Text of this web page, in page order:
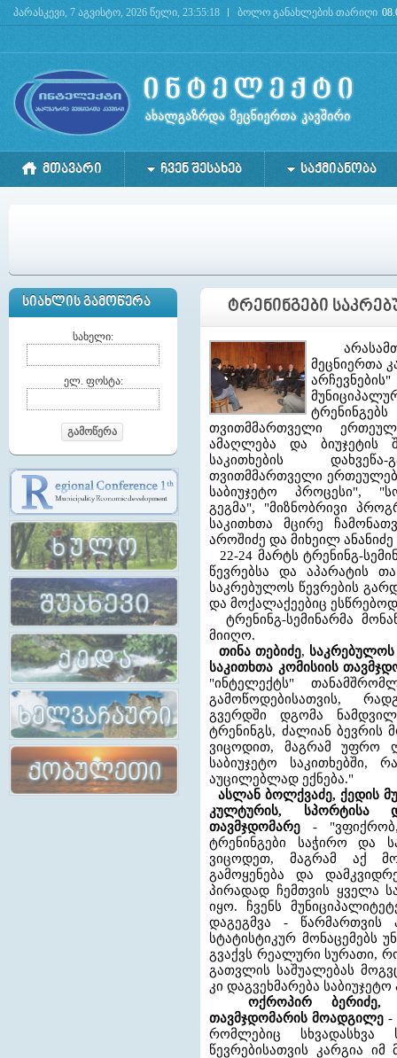
Deprecated: mysql_connect(): The mysql extension is deprecated and will be removed in
პარასკევი, 7 აგვისტო, 2026 წელი, 23:55:18 ბოლო განახლების თარიღი
ᲛᲗᲐᲕᲐᲠᲘ ᲩᲕᲔᲜ ᲨᲔᲡᲐᲮᲔᲑ ᲡᲐᲥᲛᲘᲐᲜᲝᲑᲐ
ᲢᲠᲔᲜᲘᲜᲒᲔᲑᲘ
მეცნიერთა
თვითმმართველი
ამაღლება და ბიუჯეტის
საკითხების დახვეწა-
თვითმმართველი
საბიუჯეტო პროცესი",
გეგმა", "მიზნობრივი
საკითხთა მცირე
აროშიძე და მიხეილ ანანიძე
22-24 მარტს ტრენინგ-
წევრებსა და აპარატის
საკრებულოს წევრების
და მოქალაქეებიც
ტრენინგ-სემინარმა
მიიღო.
თინა თებიძე, საკრებულოს
საკითხთა კომისიის
"ინტელექტს"
გამოწოდებისათვის,
გვერდში დგომა
ტრენინგს, ძალიან ბევრის
ვიცოდით, მაგრამ უფრო
საბიუჯეტო საკითხებში,
აუცილებლად ექნება."
ასლან ბოლქვაძე, ქედის
კულტურის, სპორტისა
თავმჯდომარე-
ტრენინგები საჭირო და
ვიცოდეთ, მაგრამ აქ
გამოყენება და
პირადად ჩემთვის ყველა
იყო. ჩვენს
დაგეგმვა -
სტატისტიკურ მონაცემებს
გვაქვს რეალური სურათი,
გათვლის საშუალებას
კი დაგვეხმარება
ოქროპირ ბერიძე,
თავმჯდომარის მოადგილე-
რომლებიც სხვადასხვა
წევრებისათვის კარგია
ᲡᲘᲐᲮᲚᲘᲡ ᲒᲐᲛᲝᲬᲔᲠᲐ
სახელი:
ელ. ფოსტა:
გამოწერა